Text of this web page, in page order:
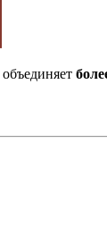
объединяет